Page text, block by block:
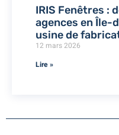
IRIS Fenêtres :
agences en Île-
usine de
12 mars 2026
Lire »